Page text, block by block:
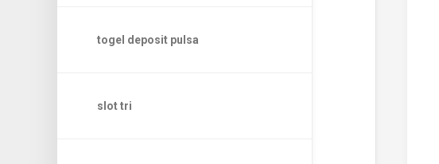
togel deposit pulsa
slot tri